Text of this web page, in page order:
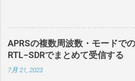
を入れて使っている
でBitLockerのDisk暗号
にあってもデータ流出
と思って。 操作側 (ク
で利用する Win10Pcap.sys が入って
きないとエラーが出ておりました。
グラムなどを走らせてもアンインスト
で、どのように実行すればよいのか調
た。結論としては pnputil というコマ
です。 まずは管理者権限でTerminal
APRSの複数周波数・モードで
RTL−SDRでまとめて受信する
7月 21, 2023